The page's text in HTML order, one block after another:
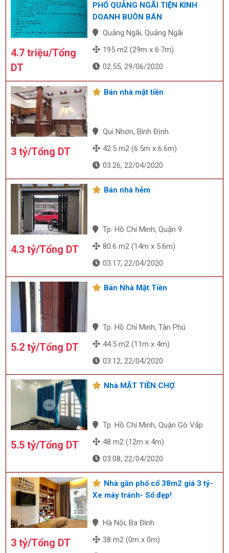
4.7 triệu/Tổng
DT
PHỐ QUẢNG NGÃI TIỆN KINH
DOANH BUÔN BÁN
Quảng Ngãi, Quảng Ngãi
195 m2 (29m x 6.7m)
02:55, 29/06/2020
3 tỷ/Tổng DT
Bán nhà mặt tiền
Qui Nhơn, Bình Định
42.5 m2 (6.5m x 6.6m)
03:26, 22/04/2020
4.3 tỷ/Tổng DT
Bán nhà hẻm
Tp. Hồ Chí Minh, Quận 9
80.6 m2 (14m x 5.6m)
03:17, 22/04/2020
5.2 tỷ/Tổng DT
Bán Nhà Mặt Tiền
Tp. Hồ Chí Minh, Tân Phú
44.5 m2 (11m x 4m)
03:12, 22/04/2020
5.5 tỷ/Tổng DT
Nhà MẶT TIỀN CHỢ
Tp. Hồ Chí Minh, Quận Gò Vấp
48 m2 (12m x 4m)
03:08, 22/04/2020
3 tỷ/Tổng DT
Nhà gần phố cổ 38m2 giá 3 tỷ-
Xe máy tránh- Sổ đẹp!
Hà Nội, Ba Đình
38 m2 (0m x 0m)